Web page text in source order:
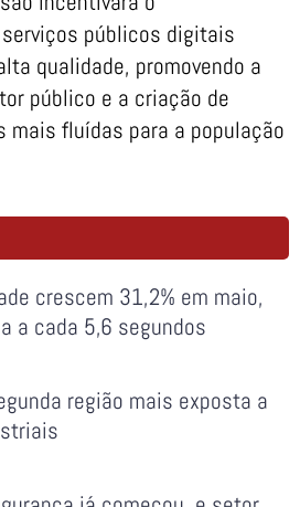
públicos digitais
qualidade, promovendo a
público e a criação de
fluídas para a população
crescem 31,2% em maio,
a cada 5,6 segundos
região mais exposta a